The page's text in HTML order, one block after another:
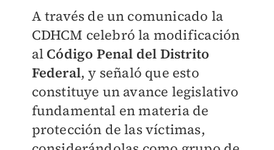
A través de un comunicado la
CDHCM celebró la modificación
al Código Penal del Distrito
Federal, y señaló que esto
constituye un avance legislativo
fundamental en materia de
protección de las víctimas,